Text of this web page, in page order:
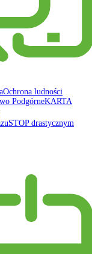
Ochrona ludności
KARTA
STOP drastycznym